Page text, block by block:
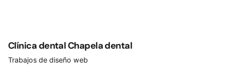
Clínica dental Chapela dental
Trabajos de diseño web